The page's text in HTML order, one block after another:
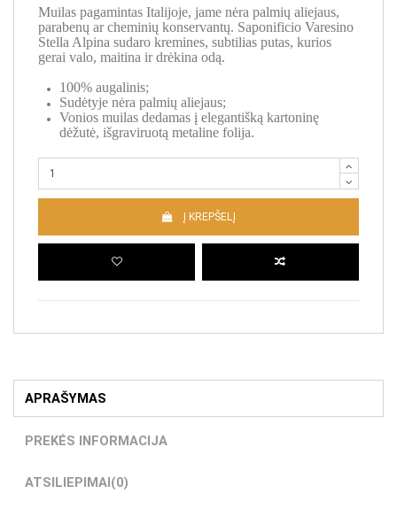
Muilas pagamintas Italijoje, jame nėra palmių aliejaus,
parabenų ar cheminių konservantų. Saponificio Varesino
Stella Alpina sudaro kremines, subtilias putas, kurios
gerai valo, maitina ir drėkina odą.
100% augalinis;
Sudėtyje nėra palmių aliejaus;
Vonios muilas dedamas į elegantišką kartoninę
dėžutė, išgraviruotą metaline folija.
Į KREPŠELĮ
APRAŠYMAS
PREKĖS INFORMACIJA
ATSILIEPIMAI(0)